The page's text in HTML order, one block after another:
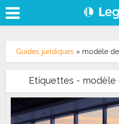
Guides juridiques » modèle
Etiquettes -